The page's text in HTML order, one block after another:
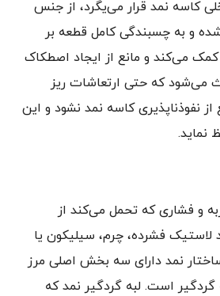
کاسه نمد قرار می‌یگرد، از جنس
و به چسبندگی کامل قطعه بر
کمک می‌کند و مانع از ایجاد اصطکاک
می‌شود که حتی ارتعاشات ریز
نفوذ‌ناپذیری کاسه نمد نشود و این
نماید.
و فشاری که تحمل می‌کند از
فشرده، چرم، سیلیکون یا
نمد دارای سه بخش اصلی مرز
گردگیر است. لبه گردگیر نمد که